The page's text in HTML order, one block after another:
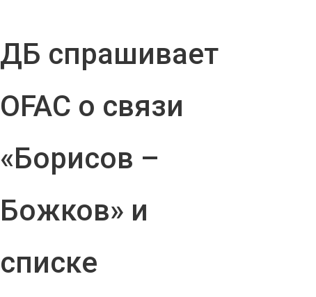
ДБ спрашивает
OFAC о связи
«Борисов –
Божков» и
списке